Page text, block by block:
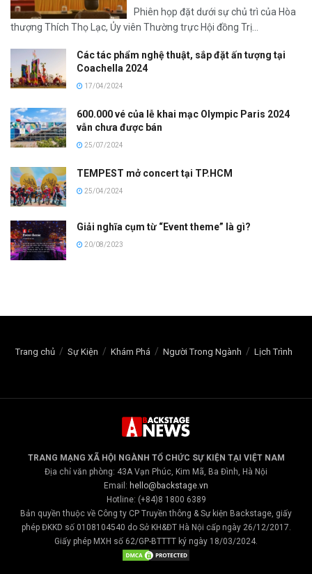
Phiên họp đặt dưới sự chủ trì của Hòa
thượng Thích Thọ Lạc, Ủy viên Thường trực Hội đồng Trị...
Các tác phẩm nghệ thuật, sắp đặt ấn tượng tại
Coachella 2024
17/04/2024
600.000 vé của lễ khai mạc Olympic Paris 2024
vẫn chưa được bán
25/07/2024
TEMPEST mở concert tại TP.HCM
25/04/2024
Giải nghĩa cụm từ “Event theme” là gì?
20/08/2023
Trang chủ Sự Kiện Khám Phá Người Trong Ngành Lịch Trình
TRANG MẠNG XÃ HỘI NGÀNH TỔ CHỨC SỰ KIỆN TẠI VIỆT NAM
Địa chỉ văn phòng: 43A Vạn Phúc, Kim Mã, Ba Đình, Hà Nội
Email: hello@backstage.vn
Hotline: (+84)8 1800 6389
Bản quyền thuộc về Công ty CP Truyền thông & Sự kiện Backstage, giấy
phép ĐKKD số 0108104540 do Sở KH&ĐT Hà Nội cấp ngày 26/12/2017.
Giấy phép MXH số 62/GP-BTTTT ký ngày 18/03/2024.